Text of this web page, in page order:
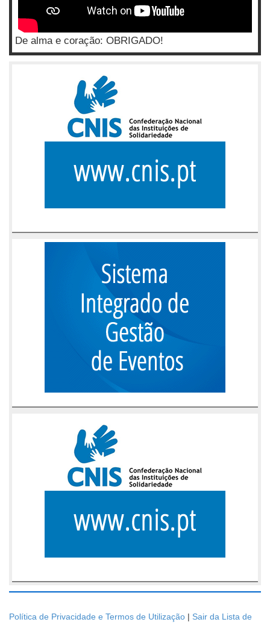
De alma e coração: OBRIGADO!
Política de Privacidade e Termos de Utilização | Sair da Lista de